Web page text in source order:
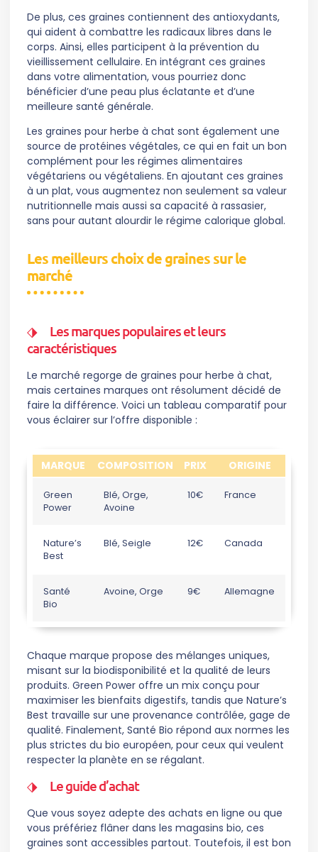
De plus, ces graines contiennent des antioxydants,
qui aident à combattre les radicaux libres dans le
corps. Ainsi, elles participent à la prévention du
vieillissement cellulaire. En intégrant ces graines
dans votre alimentation, vous pourriez donc
bénéficier d’une peau plus éclatante et d’une
meilleure santé générale.
Les graines pour herbe à chat sont également une
source de protéines végétales, ce qui en fait un bon
complément pour les régimes alimentaires
végétariens ou végétaliens. En ajoutant ces graines
à un plat, vous augmentez non seulement sa valeur
nutritionnelle mais aussi sa capacité à rassasier,
sans pour autant alourdir le régime calorique global.
Les meilleurs choix de graines sur le
marché
Les marques populaires et leurs
caractéristiques
Le marché regorge de graines pour herbe à chat,
mais certaines marques ont résolument décidé de
faire la différence. Voici un tableau comparatif pour
vous éclairer sur l’offre disponible :
MARQUE COMPOSITION PRIX ORIGINE
Green
Power
Blé, Orge,
Avoine
10€ France
Nature’s
Best
Blé, Seigle 12€ Canada
Santé
Bio
Avoine, Orge 9€ Allemagne
Chaque marque propose des mélanges uniques,
misant sur la biodisponibilité et la qualité de leurs
produits. Green Power offre un mix conçu pour
maximiser les bienfaits digestifs, tandis que Nature’s
Best travaille sur une provenance contrôlée, gage de
qualité. Finalement, Santé Bio répond aux normes les
plus strictes du bio européen, pour ceux qui veulent
respecter la planète en se régalant.
Le guide d’achat
Que vous soyez adepte des achats en ligne ou que
vous préfériez flâner dans les magasins bio, ces
graines sont accessibles partout. Toutefois, il est bon